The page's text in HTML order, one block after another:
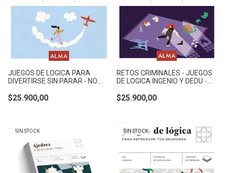
JUEGOS DE LOGICA PARA
DIVERTIRSE SIN PARAR - NO
$25.900,00
RETOS CRIMINALES - JUEGOS
DE LOGICA INGENIO Y DEDU -
$25.900,00
SIN STOCK SIN STOCK